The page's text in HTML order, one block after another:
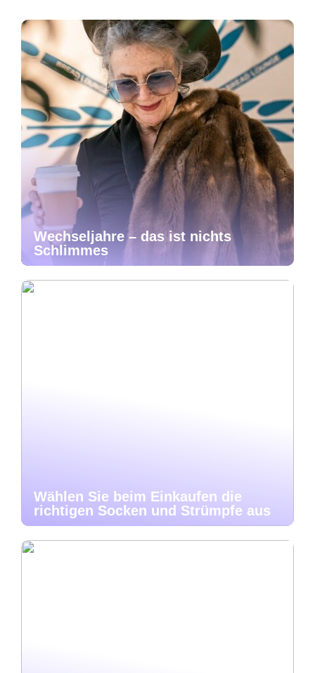
Wechseljahre – das ist nichts
Schlimmes
Wählen Sie beim Einkaufen die
richtigen Socken und Strümpfe aus